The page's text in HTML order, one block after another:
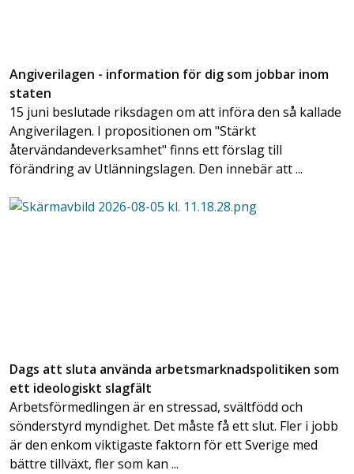
Angiverilagen - information för dig som jobbar inom
staten
15 juni beslutade riksdagen om att införa den så kallade
Angiverilagen. I propositionen om "Stärkt
återvändandeverksamhet" finns ett förslag till
förändring av Utlänningslagen. Den innebär att ...
Dags att sluta använda arbetsmarknadspolitiken som
ett ideologiskt slagfält
Arbetsförmedlingen är en stressad, svältfödd och
sönderstyrd myndighet. Det måste få ett slut. Fler i jobb
är den enkom viktigaste faktorn för ett Sverige med
bättre tillväxt, fler som kan ...